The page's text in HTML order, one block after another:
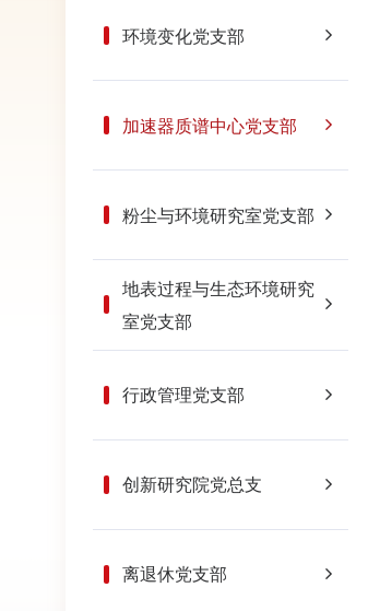
环境变化党支部
加速器质谱中心党支部
粉尘与环境研究室党支部
地表过程与生态环境研究
室党支部
行政管理党支部
创新研究院党总支
离退休党支部